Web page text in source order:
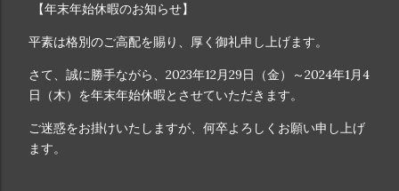
【年末年始休暇のお知らせ】
平素は格別のご高配を賜り、厚く御礼申し上げます。
さて、誠に勝手ながら、2023年12月29日（金）～2024年1月4
日（木）を年末年始休暇とさせていただきます。
ご迷惑をお掛けいたしますが、何卒よろしくお願い申し上げ
ます。